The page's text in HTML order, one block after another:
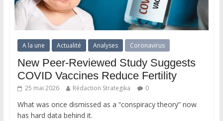
A la une Actualité Analyses Coronavirus
New Peer-Reviewed Study Suggests
COVID Vaccines Reduce Fertility
25 mai 2026 Rédaction Strategika 0
What was once dismissed as a “conspiracy theory” now
has hard data behind it.